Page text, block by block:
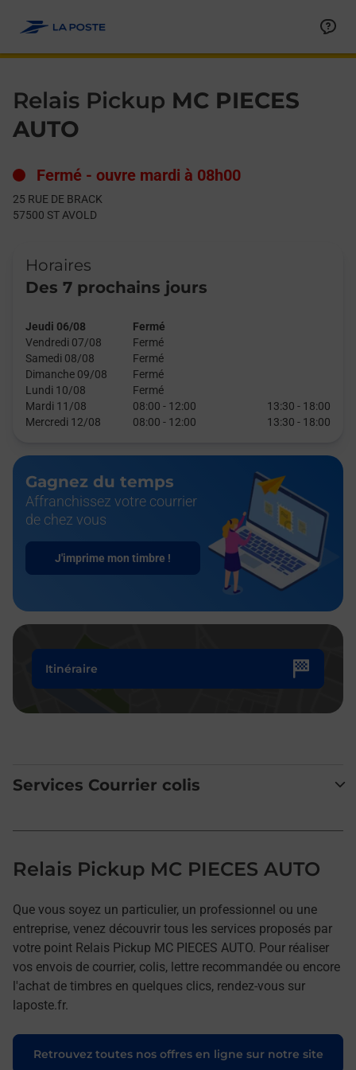
Relais Pickup MC PIECES
AUTO
Fermé - ouvre mardi à 08h00
25 RUE DE BRACK
57500 ST AVOLD
Horaires
Des 7 prochains jours
Jeudi 06/08
Fermé
Vendredi 07/08
Fermé
Samedi 08/08
Fermé
Dimanche 09/08
Fermé
Lundi 10/08
Fermé
Mardi 11/08
08:00 - 12:00 13:30 - 18:00
Mercredi 12/08
08:00 - 12:00 13:30 - 18:00
Gagnez du temps
Affranchissez votre courrier
de chez vous
J'imprime mon timbre !
Itinéraire
Services Courrier colis
Relais Pickup MC PIECES AUTO
Que vous soyez un particulier, un professionnel ou une
entreprise, venez découvrir tous les services proposés par
votre point Relais Pickup MC PIECES AUTO. Pour réaliser
vos envois de courrier, colis, lettre recommandée ou encore
l'achat de timbres en quelques clics, rendez-vous sur
laposte.fr.
Retrouvez toutes nos offres en ligne sur notre site